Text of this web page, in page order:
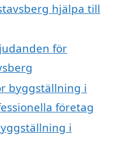
hjälpa till
för
byggställning i
företag
i